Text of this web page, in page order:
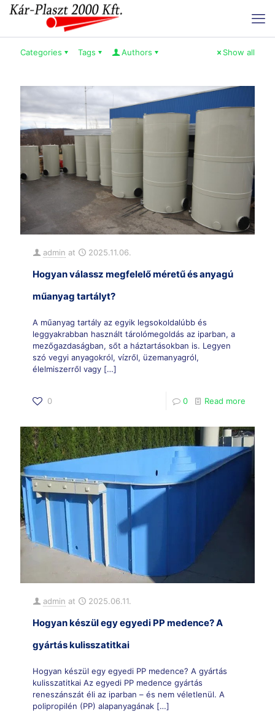
Categories Tags Authors Show all
admin at 2025.11.06.
Hogyan válassz megfelelő méretű és anyagú
műanyag tartályt?
A műanyag tartály az egyik legsokoldalúbb és
leggyakrabban használt tárolómegoldás az iparban, a
mezőgazdaságban, sőt a háztartásokban is. Legyen
szó vegyi anyagokról, vízről, üzemanyagról,
élelmiszerről vagy […]
0 0 Read more
admin at 2025.06.11.
Hogyan készül egy egyedi PP medence? A
gyártás kulisszatitkai
Hogyan készül egy egyedi PP medence? A gyártás
kulisszatitkai Az egyedi PP medence gyártás
reneszánszát éli az iparban – és nem véletlenül. A
polipropilén (PP) alapanyagának […]